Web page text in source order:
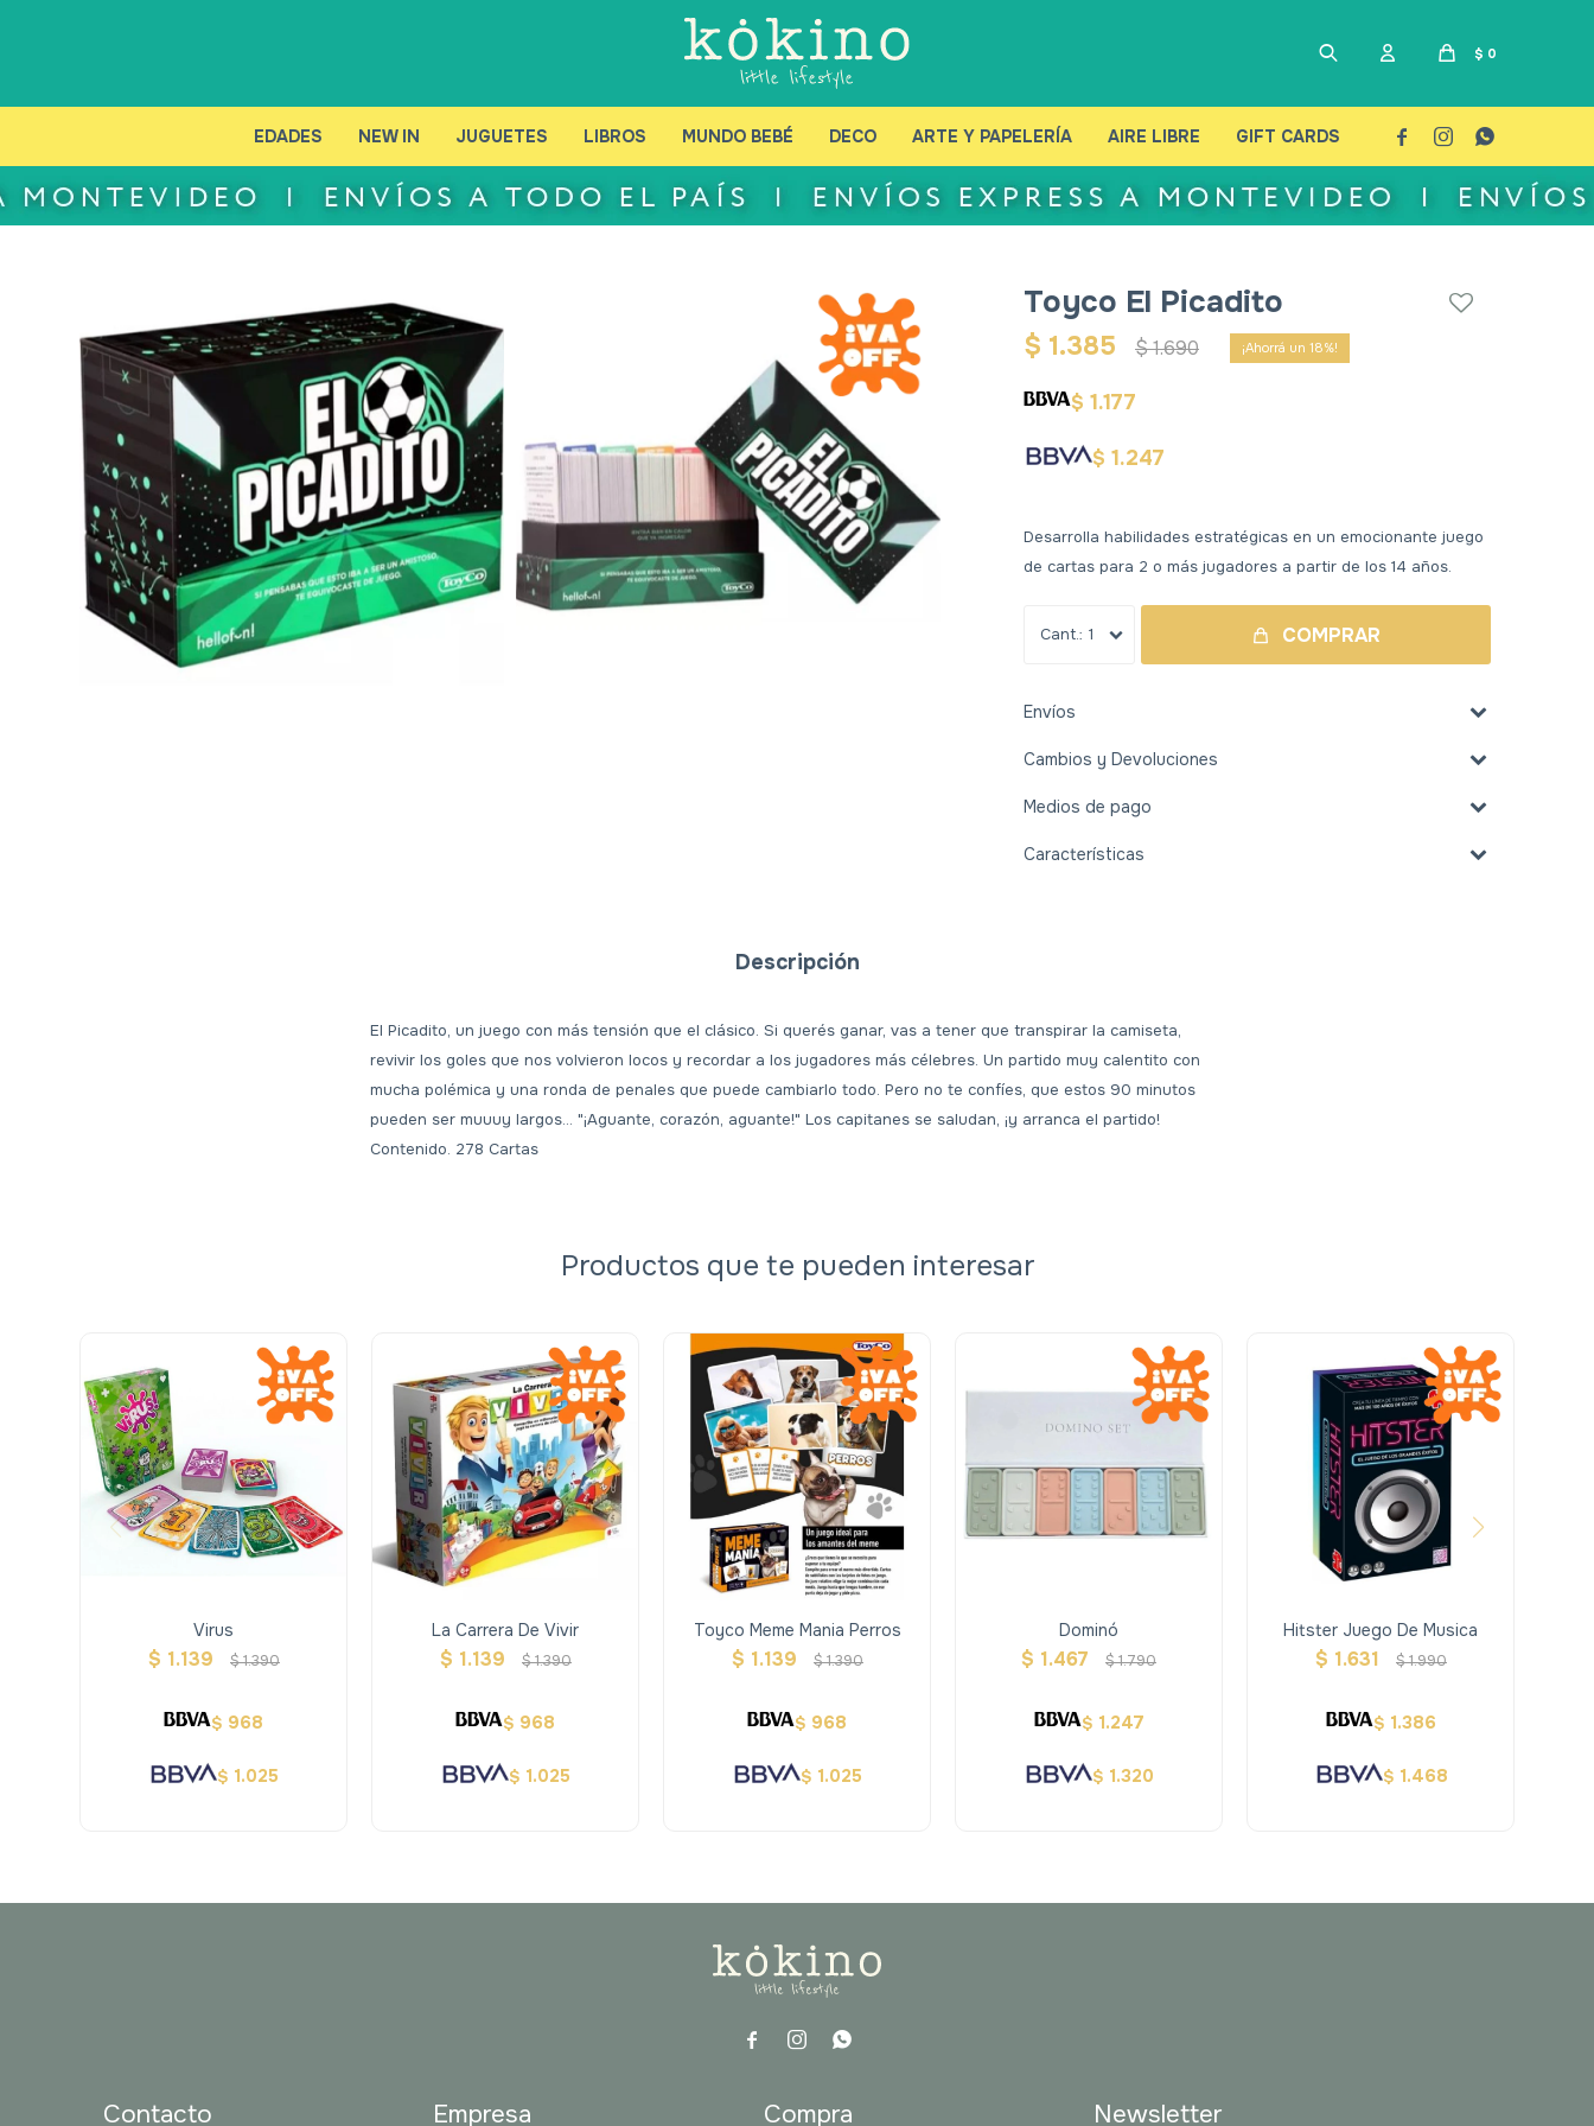
EDADES NEW IN JUGUETES LIBROS MUNDO BEBÉ DECO ARTE Y PAPELERÍA AIRE LIBRE GIFT CARDS
$ 0
  
Toyco El Picadito
$ 1.385 $1.690 18
$ 1.177
$ 1.247
Desarrolla habilidades estratégicas en un emocionante juego
de cartas para 2 o más jugadores a partir de los 14 años.
1 COMPRAR
Envíos
Cambios y Devoluciones
Medios de pago
Características
Descripción
El Picadito, un juego con más tensión que el clásico. Si querés ganar, vas a tener que transpirar la camiseta,
revivir los goles que nos volvieron locos y recordar a los jugadores más célebres. Un partido muy calentito con
mucha polémica y una ronda de penales que puede cambiarlo todo. Pero no te confíes, que estos 90 minutos
pueden ser muuuy largos... "¡Aguante, corazón, aguante!" Los capitanes se saludan, ¡y arranca el partido!
Contenido. 278 Cartas
Productos que te pueden interesar
Virus
$ 1.139 $1.390
$ 968
$ 1.025
La Carrera De Vivir
$ 1.139 $1.390
$ 968
$ 1.025
Toyco Meme Mania Perros
$ 1.139 $1.390
$ 968
$ 1.025
Dominó
$ 1.467 $1.790
$ 1.247
$ 1.320
Hitster Juego De Musica
$ 1.631 $1.990
$ 1.386
$ 1.468
  
Contacto Empresa Compra Newsletter